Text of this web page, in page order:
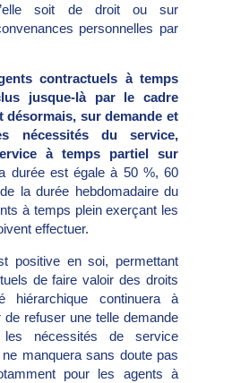
soit de droit ou sur
personnelles par
contractuels à temps
jusque-là par le cadre
sur demande et
nécessités du service,
à temps partiel sur
durée est égale à 50 %, 60
la durée hebdomadaire du
à temps plein exerçant les
effectuer.
positive en soi, permettant
de faire valoir des droits
hiérarchique continuera à
refuser une telle demande
nécessités de service
ne manquera sans doute pas
pour les agents à